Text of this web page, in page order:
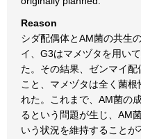
Reason
シダ配偶体とAM菌の共生
イ、G3はマメヅタを用い
た。その結果、ゼンマイ
こと、マメヅタは全く菌
れた。これまで、AM菌の
るという問題が生じ、AM
いう状況を維持すること